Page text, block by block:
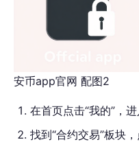
安币app官网 配图2
在首页点击“我的”，进
找到“合约交易”板块